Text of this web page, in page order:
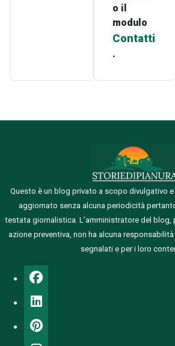
o il
modulo
Contatti
.
Questo è un blog privato a scopo divulgativo
aggiornato senza alcuna periodicità
testata giornalistica. L’amministratore del
azione preventiva, non ha alcuna
segnalati e per i loro